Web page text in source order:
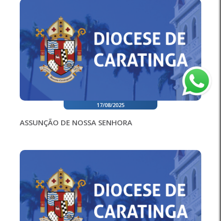
17/08/2025
ASSUNÇÃO DE NOSSA SENHORA